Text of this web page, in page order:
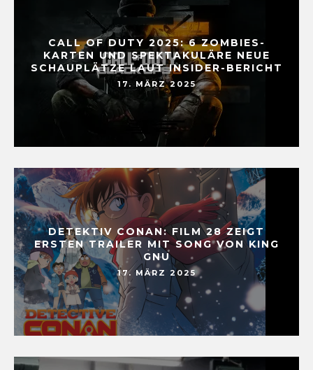
CALL OF DUTY 2025: 6 ZOMBIES-
KARTEN UND SPEKTAKULÄRE NEUE
SCHAUPLÄTZE LAUT INSIDER-BERICHT
17. MÄRZ 2025
DETEKTIV CONAN: FILM 28 ZEIGT
ERSTEN TRAILER MIT SONG VON KING
GNU
17. MÄRZ 2025